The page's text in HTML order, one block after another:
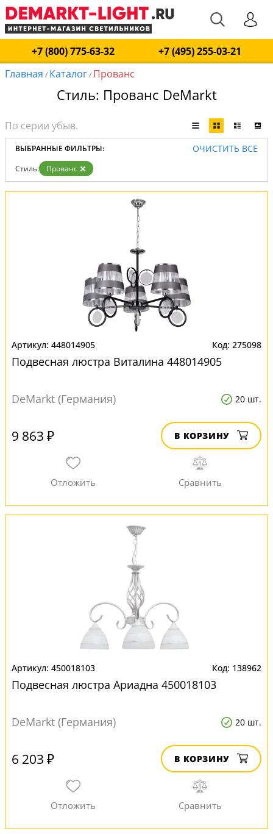
+7 (800) 775-63-32
+7 (495) 255-03-21
Главная / Каталог/ Прованс
Стиль: Прованс DeMarkt
ВЫБРАННЫЕ ФИЛЬТРЫ: ОЧИСТИТЬ ВСЕ
Стиль: Прованс
448014905 275098
Подвесная люстра Виталина 448014905
DeMarkt (Германия) 20 шт.
9 863 ₽ В КОРЗИНУ
450018103 138962
Подвесная люстра Ариадна 450018103
DeMarkt (Германия) 20 шт.
6 203 ₽ В КОРЗИНУ